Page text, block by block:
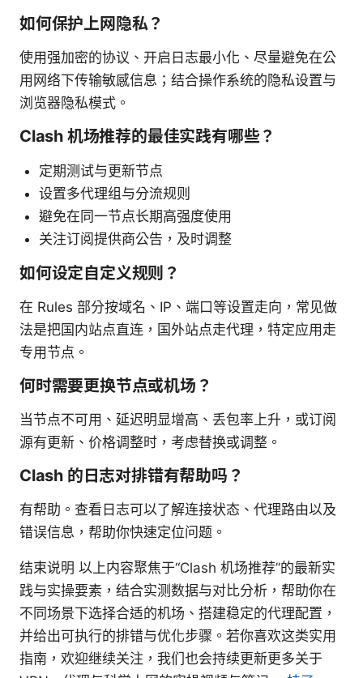
如何保护上网隐私？
使用强加密的协议、开启日志最小化、尽量避免在公
用网络下传输敏感信息；结合操作系统的隐私设置与
浏览器隐私模式。
Clash 机场推荐的最佳实践有哪些？
定期测试与更新节点
设置多代理组与分流规则
避免在同一节点长期高强度使用
关注订阅提供商公告，及时调整
如何设定自定义规则？
在 Rules 部分按域名、IP、端口等设置走向，常见做
法是把国内站点直连，国外站点走代理，特定应用走
专用节点。
何时需要更换节点或机场？
当节点不可用、延迟明显增高、丢包率上升，或订阅
源有更新、价格调整时，考虑替换或调整。
Clash 的日志对排错有帮助吗？
有帮助。查看日志可以了解连接状态、代理路由以及
错误信息，帮助你快速定位问题。
结束说明 以上内容聚焦于“Clash 机场推荐”的最新实
践与实操要素，结合实测数据与对比分析，帮助你在
不同场景下选择合适的机场、搭建稳定的代理配置，
并给出可执行的排错与优化步骤。若你喜欢这类实用
指南，欢迎继续关注，我们也会持续更新更多关于